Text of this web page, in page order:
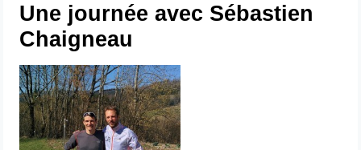
Une journée avec Sébastien
Chaigneau